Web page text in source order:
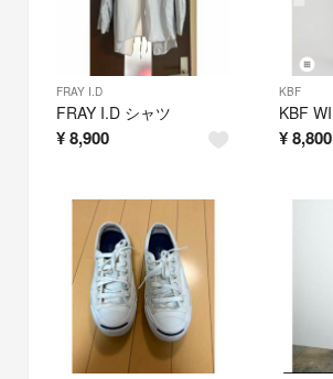
FRAY I.D
FRAY I.D シャツ
¥8,900
KBF
¥8,800